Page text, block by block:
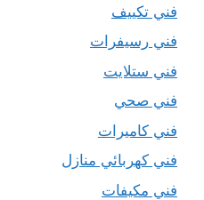
فني تكييف
فني رسيفرات
فني ستلايت
فني صحي
فني كاميرات
فني كهربائي منازل
فني مكيفات